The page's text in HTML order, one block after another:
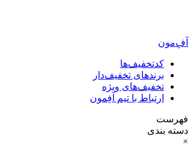
آفِ‌مون
کدتخفیف‌ها
برندهای تخفیف‌دار
تخفیف‌های ویژه
ارتباط با تیم آفِمون
فهرست
دسته بندی
×